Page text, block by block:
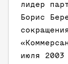
лидер
Борис
июля